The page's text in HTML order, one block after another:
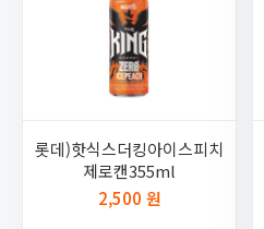
롯데)핫식스더킹아이스피치
제로캔355ml
2,500 원